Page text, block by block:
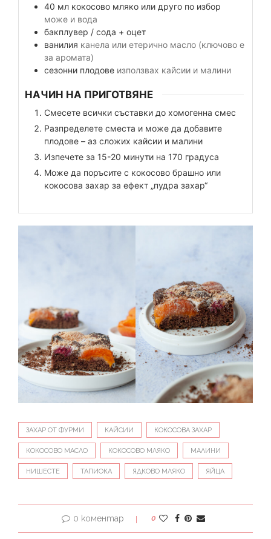
40 мл кокосово мляко или друго по избор
може и вода
бакплувер / сода + оцет
ванилия канела или етерично масло (ключово е
за аромата)
сезонни плодове използвах кайсии и малини
НАЧИН НА ПРИГОТВЯНЕ
Смесете всички съставки до хомогенна смес
Разпределете сместа и може да добавите
плодове – аз сложих кайсии и малини
Изпечете за 15-20 минути на 170 градуса
Може да поръсите с кокосово брашно или
кокосова захар за ефект „пудра захар“
ЗАХАР ОТ ФУРМИ КАЙСИИ КОКОСОВА ЗАХАР
КОКОСОВО МАСЛО КОКОСОВО МЛЯКО МАЛИНИ
НИШЕСТЕ ТАПИОКА ЯДКОВО МЛЯКО ЯЙЦА
0 коментар 0